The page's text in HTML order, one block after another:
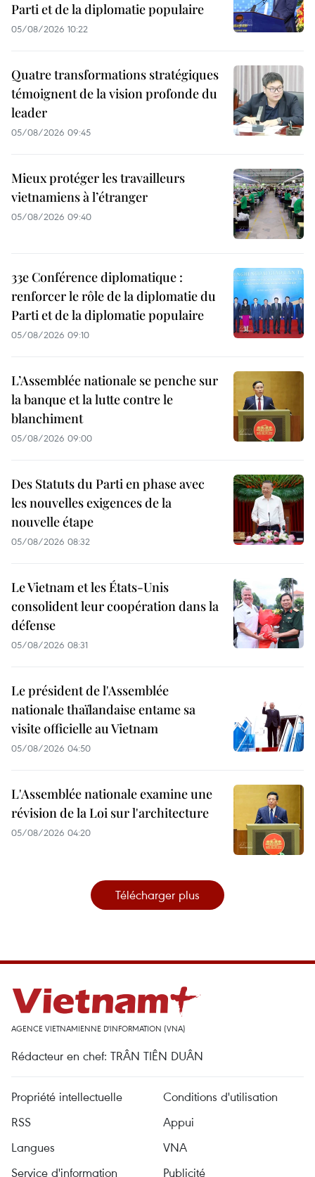
Parti et de la diplomatie populaire
05/08/2026 10:22
Quatre transformations stratégiques
témoignent de la vision profonde du
leader
05/08/2026 09:45
Mieux protéger les travailleurs
vietnamiens à l’étranger
05/08/2026 09:40
33e Conférence diplomatique :
renforcer le rôle de la diplomatie du
Parti et de la diplomatie populaire
05/08/2026 09:10
L’Assemblée nationale se penche sur
la banque et la lutte contre le
blanchiment
05/08/2026 09:00
Des Statuts du Parti en phase avec
les nouvelles exigences de la
nouvelle étape
05/08/2026 08:32
Le Vietnam et les États-Unis
consolident leur coopération dans la
défense
05/08/2026 08:31
Le président de l'Assemblée
nationale thaïlandaise entame sa
visite officielle au Vietnam
05/08/2026 04:50
L'Assemblée nationale examine une
révision de la Loi sur l'architecture
05/08/2026 04:20
Télécharger plus
AGENCE VIETNAMIENNE D'INFORMATION (VNA)
Rédacteur en chef: TRÂN TIÊN DUÂN
Propriété intellectuelle
Conditions d'utilisation
RSS
Appui
Langues
VNA
Service d'information
Publicité